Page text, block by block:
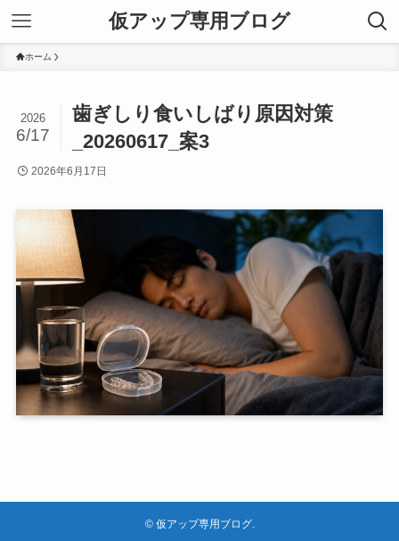
仮アップ専用ブログ
ホーム
歯ぎしり食いしばり原因対策
_20260617_案3
2026
6/17
2026年6月17日
©仮アップ専用ブログ.